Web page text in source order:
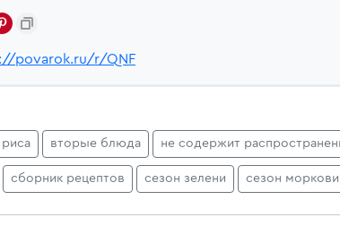
povarok.ru/r/QNF
вторые блюда не содержит
сборник рецептов сезон зелени сезон моркови